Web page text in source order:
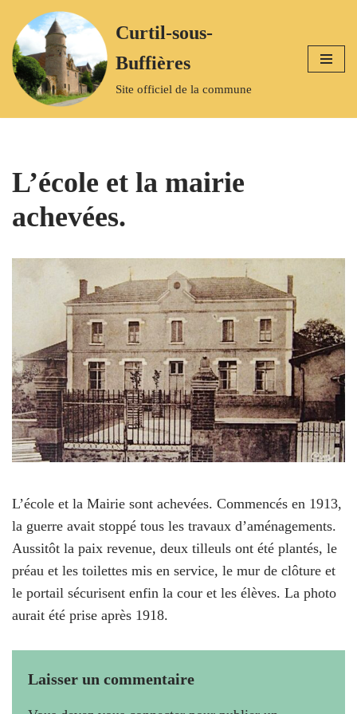
Aller
au
contenu
Curtil-sous-
Buffières
Site officiel de la commune
L’école et la mairie
achevées.
L’école et la Mairie sont achevées. Commencés en 1913,
la guerre avait stoppé tous les travaux d’aménagements.
Aussitôt la paix revenue, deux tilleuls ont été plantés, le
préau et les toilettes mis en service, le mur de clôture et
le portail sécurisent enfin la cour et les élèves. La photo
aurait été prise après 1918.
Laisser un commentaire